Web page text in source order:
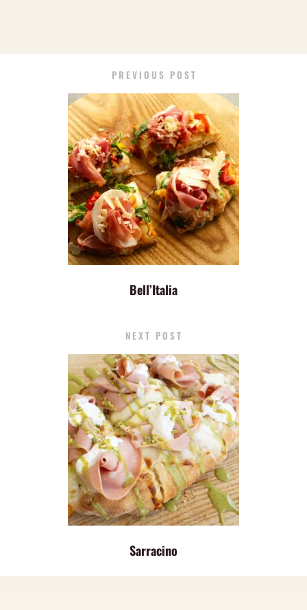
PREVIOUS POST
Bell’Italia
NEXT POST
Sarracino